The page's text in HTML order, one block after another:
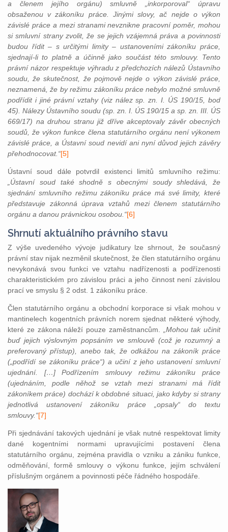
a členem jejího orgánu) smluvně „inkorporoval“ úpravu
obsaženou v zákoníku práce. Jinými slovy, ač nejde o výkon
závislé práce a mezi stranami nevznikne pracovní poměr, mohou
si smluvní strany zvolit, že se jejich vzájemná práva a povinnosti
budou řídit – s určitými limity – ustanoveními zákoníku práce,
sjednají-li to platně a účinně jako součást této smlouvy. Tento
právní názor respektuje výhradu z předchozích nálezů Ústavního
soudu, že skutečnost, že pojmově nejde o výkon závislé práce,
neznamená, že by režimu zákoníku práce nebylo možné smluvně
podřídit i jiné právní vztahy (viz nález sp. zn. I. ÚS 190/15, bod
45). Nálezy Ústavního soudu (sp. zn. I. ÚS 190/15 a sp. zn. III. ÚS
669/17) na druhou stranu již dříve akceptovaly závěr obecných
soudů, že výkon funkce člena statutárního orgánu není výkonem
závislé práce, a Ústavní soud nevidí ani nyní důvod jejich závěry
přehodnocovat.“[5]
Ústavní soud dále potvrdil existenci limitů smluvního režimu:
„Ústavní soud také shodně s obecnými soudy shledává, že
sjednání smluvního režimu zákoníku práce má své limity, které
představuje zákonná úprava vztahů mezi členem statutárního
orgánu a danou právnickou osobou.“[6]
Shrnutí aktuálního právního stavu
Z výše uvedeného vývoje judikatury lze shrnout, že současný
právní stav nijak nezměnil skutečnost, že člen statutárního orgánu
nevykonává svou funkci ve vztahu nadřízenosti a podřízenosti
charakteristickém pro závislou práci a jeho činnost není závislou
prací ve smyslu § 2 odst. 1 zákoníku práce.
Člen statutárního orgánu a obchodní korporace si však mohou v
mantinelech kogentních právních norem sjednat některé výhody,
které ze zákona náleží pouze zaměstnancům.
„Mohou tak učinit
buď jejich výslovným popsáním ve smlouvě (což je rozumný a
preferovaný přístup), anebo tak, že odkážou na zákoník práce
(„podřídí se zákoníku práce“) a učiní z jeho ustanovení smluvní
ujednání. […] Podřízením smlouvy režimu zákoníku práce
(ujednáním, podle něhož se vztah mezi stranami má řídit
zákoníkem práce) dochází k obdobné situaci, jako kdyby si strany
jednotlivá ustanovení zákoníku práce „opsaly“ do textu
smlouvy.“[7]
Při sjednávání takových ujednání je však nutné respektovat limity
dané kogentními normami upravujícími postavení člena
statutárního orgánu, zejména pravidla o vzniku a zániku funkce,
odměňování, formě smlouvy o výkonu funkce, jejím schválení
příslušným orgánem a povinnosti péče řádného hospodáře.